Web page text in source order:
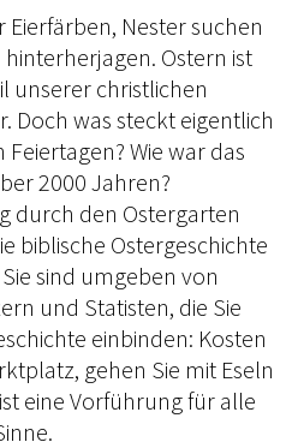
Nester suchen
Ostern ist
unserer christlichen
Doch was steckt eigentlich
Wie war das
2000 Jahren?
durch den Ostergarten
biblische Ostergeschichte
sind umgeben von
und Statisten, die Sie
einbinden: Kosten
gehen Sie mit Eseln
eine Vorführung für alle